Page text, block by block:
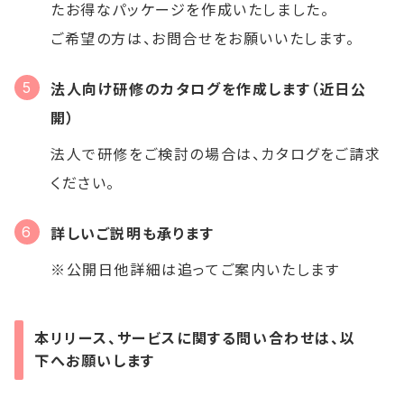
たお得なパッケージを作成いたしました。
ご希望の方は、お問合せをお願いいたします。
法人向け研修のカタログを作成します（近日公
開）
法人で研修をご検討の場合は、カタログをご請求
ください。
詳しいご説明も承ります
※公開日他詳細は追ってご案内いたします
本リリース、サービスに関する問い合わせは、以
下へお願いします